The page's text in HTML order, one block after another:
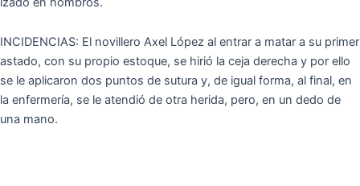
INCIDENCIAS: El novillero Axel López al entrar a matar a su primer
astado, con su propio estoque, se hirió la ceja derecha y por ello
se le aplicaron dos puntos de sutura y, de igual forma, al final, en
la enfermería, se le atendió de otra herida, pero, en un dedo de
una mano.